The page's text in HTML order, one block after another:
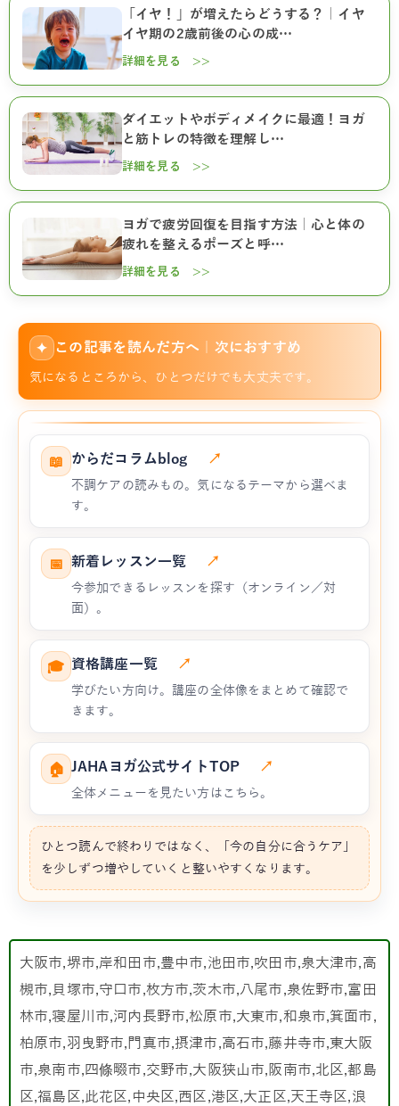
「イヤ！」が増えたらどうする？｜イヤ
イヤ期の2歳前後の心の成…
詳細を見る >>
ダイエットやボディメイクに最適！ヨガ
と筋トレの特徴を理解し…
詳細を見る >>
ヨガで疲労回復を目指す方法｜心と体の
疲れを整えるポーズと呼…
詳細を見る >>
✦ この記事を読んだ方へ｜次におすすめ
気になるところから、ひとつだけでも大丈夫です。
📖 からだコラムblog ↗
不調ケアの読みもの。気になるテーマから選べま
す。
📅 新着レッスン一覧 ↗
今参加できるレッスンを探す（オンライン／対
面）。
🎓 資格講座一覧 ↗
学びたい方向け。講座の全体像をまとめて確認で
きます。
🏠 JAHAヨガ公式サイトTOP ↗
全体メニューを見たい方はこちら。
ひとつ読んで終わりではなく、「今の自分に合うケア」
を少しずつ増やしていくと整いやすくなります。
大阪市,堺市,岸和田市,豊中市,池田市,吹田市,泉大津市,高
槻市,貝塚市,守口市,枚方市,茨木市,八尾市,泉佐野市,富田
林市,寝屋川市,河内長野市,松原市,大東市,和泉市,箕面市,
柏原市,羽曳野市,門真市,摂津市,高石市,藤井寺市,東大阪
市,泉南市,四條畷市,交野市,大阪狭山市,阪南市,北区,都島
区,福島区,此花区,中央区,西区,港区,大正区,天王寺区,浪